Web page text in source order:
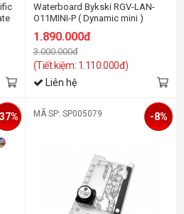
Waterboard Bykski RGV-LAN-
O11MINI-P ( Dynamic mini )
1.890.000đ
3.000.000đ
(Tiết kiệm: 1.110.000đ)
Liên hệ
MÃ SP: SP005079 -8%